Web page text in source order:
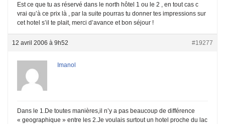
Est ce que tu as réservé dans le north hôtel 1 ou le 2 , en tout cas c
vrai qu’à ce prix là , par la suite pourras tu donner tes impressions sur
cet hotel s’il te plait, merci d’avance et bon séjour !
12 avril 2006 à 9h52 #19277
Imanol
Dans le 1.De toutes manières,il n’y a pas beaucoup de différence
« geographique » entre les 2.Je voulais surtout un hotel proche du lac